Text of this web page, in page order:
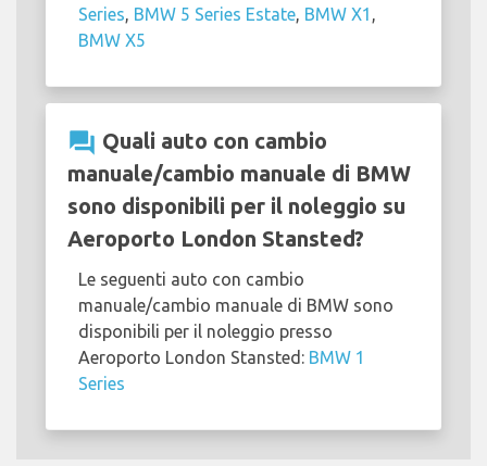
Series, BMW 5 Series Estate, BMW X1 ,
BMW X5
question_answer Quali auto con cambio
manuale/cambio manuale di BMW
sono disponibili per il noleggio su
Aeroporto London Stansted?
Le seguenti auto con cambio
manuale/cambio manuale di BMW sono
disponibili per il noleggio presso
Aeroporto London Stansted: BMW 1
Series